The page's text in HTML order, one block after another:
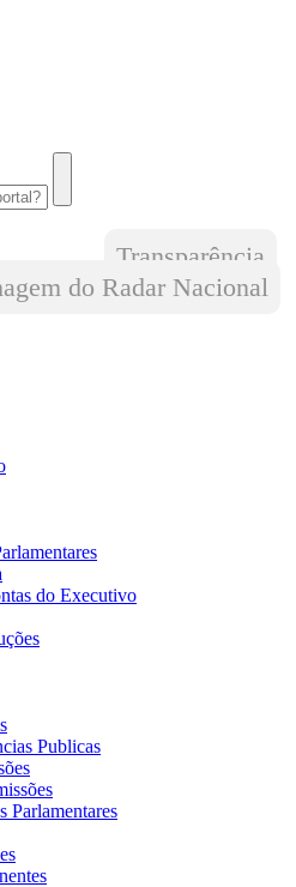
Transparência
do Executivo
Publicas
Parlamentares